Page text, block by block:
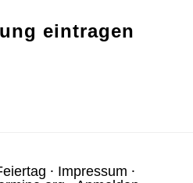
eintragen
⸱ Impressum ⸱